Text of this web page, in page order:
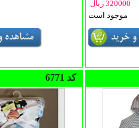
320000 ریال
موجود است
6771 کد